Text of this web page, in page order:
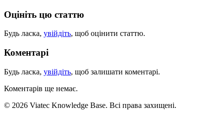
Оцініть цю статтю
Будь ласка, увійдіть, щоб оцінити статтю.
Коментарі
Будь ласка, увійдіть, щоб залишати коментарі.
Коментарів ще немає.
© 2026 Viatec Knowledge Base. Всі права захищені.